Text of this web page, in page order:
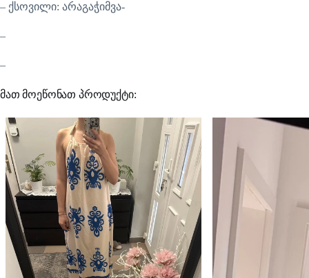
– ქსოვილი: არაგაჭიმვა-
–
–
მათ მოეწონათ პროდუქტი: